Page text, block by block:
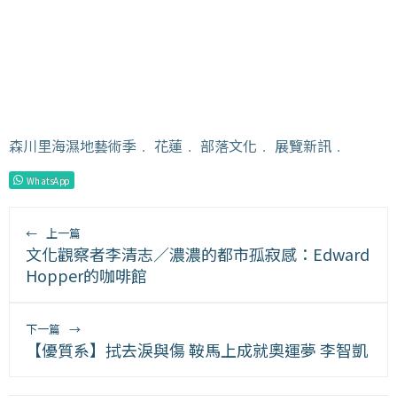
森川里海濕地藝術季 ﹒ 花蓮 ﹒ 部落文化 ﹒ 展覽新訊 ﹒
WhatsApp
← 上一篇
文化觀察者李清志／濃濃的都市孤寂感：Edward
Hopper的咖啡館
下一篇 →
【優質系】拭去淚與傷 鞍馬上成就奧運夢 李智凱